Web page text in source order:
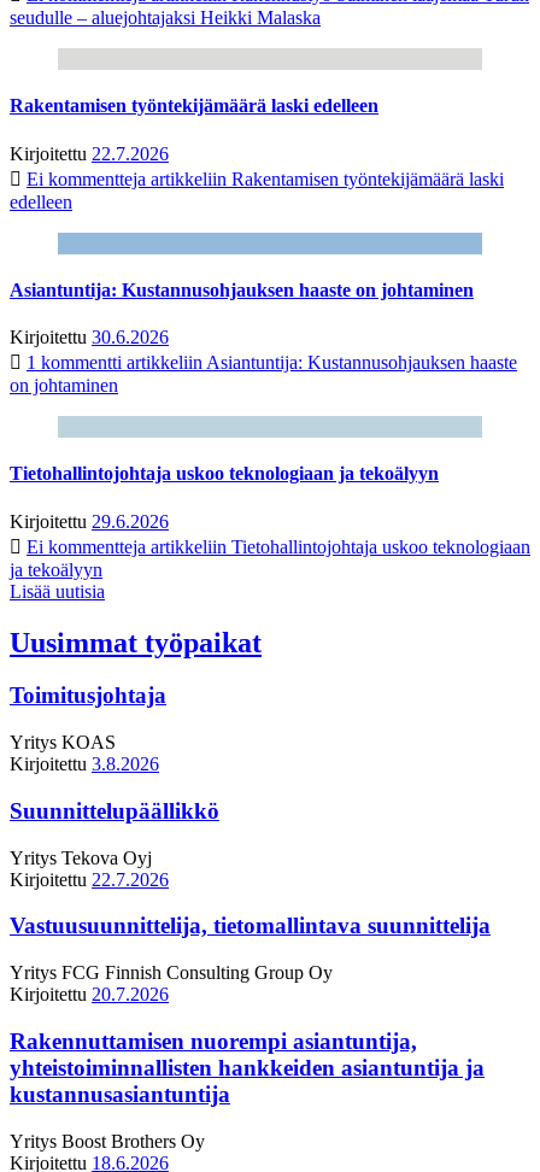
seudulle – aluejohtajaksi Heikki Malaska
Rakentamisen työntekijämäärä laski edelleen
Kirjoitettu 22.7.2026
Ei kommentteja artikkeliin Rakentamisen työntekijämäärä laski
edelleen
Asiantuntija: Kustannusohjauksen haaste on johtaminen
Kirjoitettu 30.6.2026
1 kommentti artikkeliin Asiantuntija: Kustannusohjauksen haaste
on johtaminen
Tietohallintojohtaja uskoo teknologiaan ja tekoälyyn
Kirjoitettu 29.6.2026
Ei kommentteja artikkeliin Tietohallintojohtaja uskoo teknologiaan
ja tekoälyyn
Lisää uutisia
Uusimmat työpaikat
Toimitusjohtaja
Yritys KOAS
Kirjoitettu 3.8.2026
Suunnittelupäällikkö
Yritys Tekova Oyj
Kirjoitettu 22.7.2026
Vastuusuunnittelija, tietomallintava suunnittelija
Yritys FCG Finnish Consulting Group Oy
Kirjoitettu 20.7.2026
Rakennuttamisen nuorempi asiantuntija,
yhteistoiminnallisten hankkeiden asiantuntija ja
kustannusasiantuntija
Yritys Boost Brothers Oy
Kirjoitettu 18.6.2026